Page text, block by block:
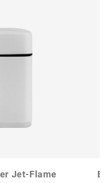
Jet-Flame